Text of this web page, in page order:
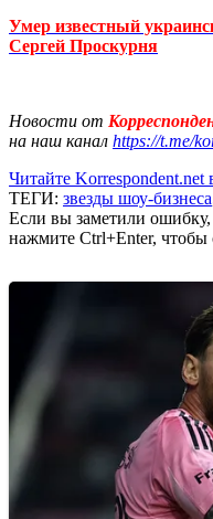
Умер известный
Сергей Проскурня
Новости от
на наш канал https://t.me/
Читайте Korrespondent.net
ТЕГИ: звезды шоу-бизнеса
Если вы заметили
нажмите Ctrl+Enter, чтобы